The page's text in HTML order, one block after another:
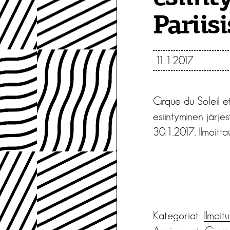
11.1.2017
Cirque du Soleil
esiintyminen
30.1.2017.
Kategoriat: